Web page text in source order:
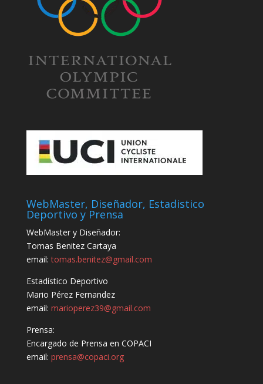
WebMaster, Diseñador, Estadistico
Deportivo y Prensa
WebMaster y Diseñador:
Tomas Benitez Cartaya
email:tomas.benitez@gmail.com
Estadístico Deportivo
Mario Pérez Fernandez
email: marioperez39@gmail.com
Prensa:
Encargado de Prensa en COPACI
email: prensa@copaci.org